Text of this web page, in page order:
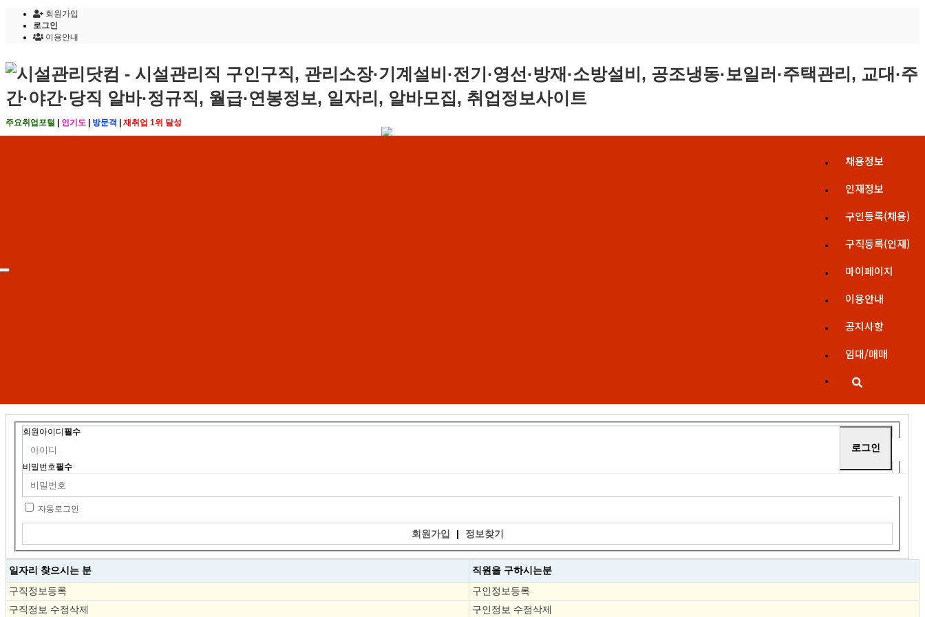
회원가입
로그인
이용안내
주요취업포털 인기도 방문객 재취업 1위 달성
채용정보
인재정보
구인등록(채용)
구직등록(인재)
마이페이지
이용안내
공지사항
임대/매매
회원아이디 필수
비밀번호필수
자동로그인
회원가입 | 정보찾기
일자리 찾으시는 분 직원을 구하시는분
구직정보등록
구인정보등록
구직정보 수정삭제
구인정보 수정삭제